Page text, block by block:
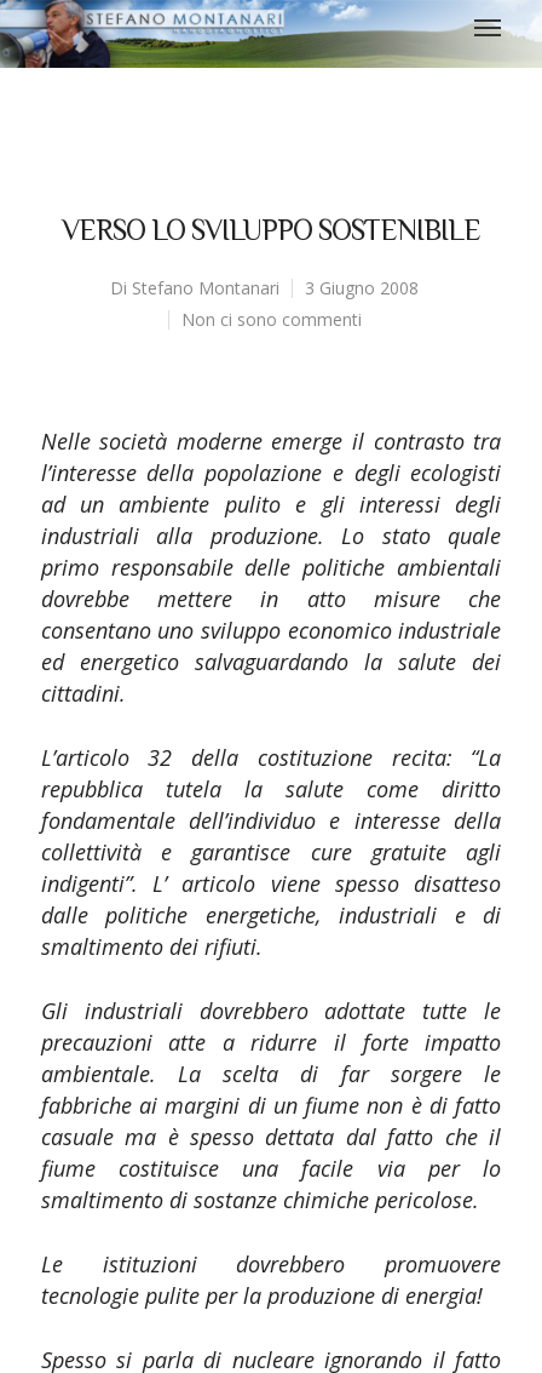
VERSO LO SVILUPPO SOSTENIBILE
Di Stefano Montanari
3 Giugno 2008
Non ci sono commenti
Nelle società moderne emerge il contrasto tra
l’interesse della popolazione e degli ecologisti
ad un ambiente pulito e gli interessi degli
industriali alla produzione. Lo stato quale
primo responsabile delle politiche ambientali
dovrebbe mettere in atto misure che
consentano uno sviluppo economico industriale
ed energetico salvaguardando la salute dei
cittadini.
L’articolo 32 della costituzione recita: “La
repubblica tutela la salute come diritto
fondamentale dell’individuo e interesse della
collettività e garantisce cure gratuite agli
indigenti”. L’ articolo viene spesso disatteso
dalle politiche energetiche, industriali e di
smaltimento dei rifiuti.
Gli industriali dovrebbero adottate tutte le
precauzioni atte a ridurre il forte impatto
ambientale. La scelta di far sorgere le
fabbriche ai margini di un fiume non è di fatto
casuale ma è spesso dettata dal fatto che il
fiume costituisce una facile via per lo
smaltimento di sostanze chimiche pericolose.
Le istituzioni dovrebbero promuovere
tecnologie pulite per la produzione di energia!
Spesso si parla di nucleare ignorando il fatto